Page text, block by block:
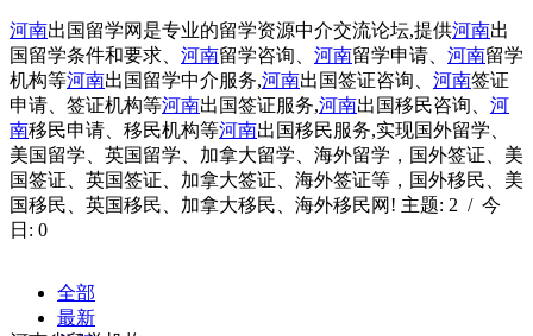
河南出国留学网是专业的留学资源中介交流论坛,提供河南出
国留学条件和要求、 河南留学咨询、 河南留学申请、 河南留学
机构等河南出国留学中介服务,河南出国签证咨询、 河南签证
申请、签证机构等河南出国签证服务,河南出国移民咨询、 河
南移民申请、移民机构等河南出国移民服务,实现国外留学、
美国留学、英国留学、加拿大留学、海外留学，国外签证、美
国签证、英国签证、加拿大签证、海外签证等，国外移民、美
国移民、英国移民、加拿大移民、海外移民网! 主题: 2 / 今
日: 0
全部
最新